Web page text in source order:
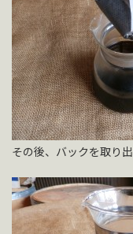
その後、バックを取り